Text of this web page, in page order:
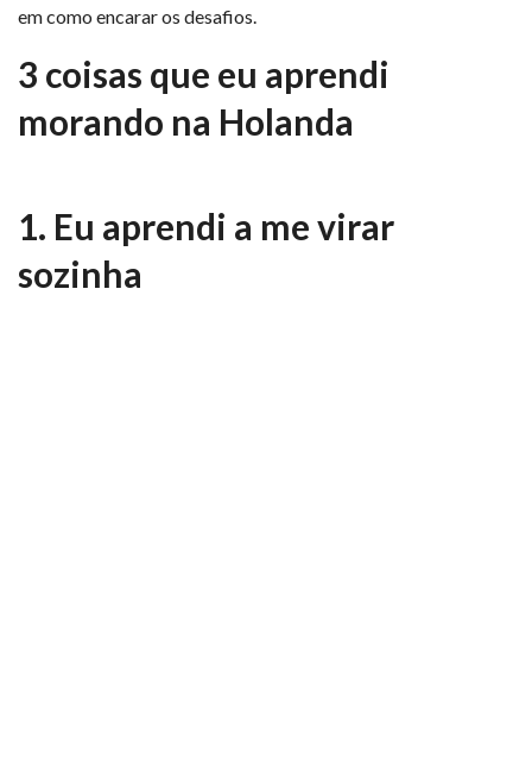
em como encarar os desafios.
3 coisas que eu aprendi
morando na Holanda
1. Eu aprendi a me virar
sozinha